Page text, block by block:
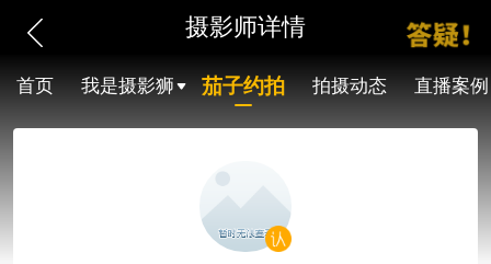
摄影师详情
首页 我是摄影狮 茄子约拍 拍摄动态 直播案例